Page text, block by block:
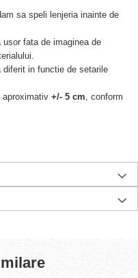
sa speli lenjeria inainte de
usor fata de imaginea de
diferit in functie de setarile
aproximativ +/- 5 cm , conform